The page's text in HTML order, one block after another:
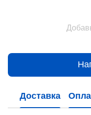
Доставка